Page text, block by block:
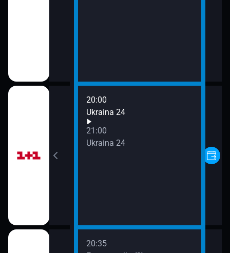
20:00
Ukraina 24
21:00
Ukraina 24
20:35